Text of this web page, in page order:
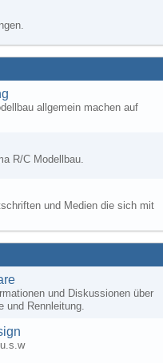
allgemein machen auf
R/C Modellbau.
und Medien die sich mit
und Diskussionen über
und Rennleitung.